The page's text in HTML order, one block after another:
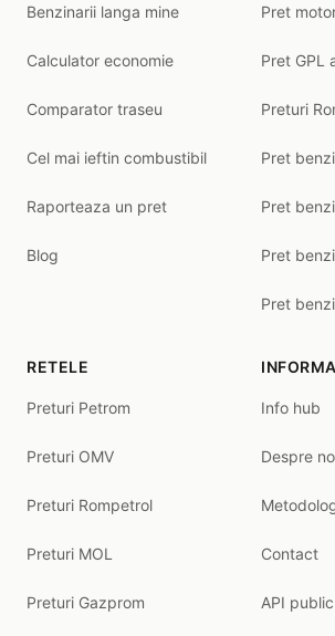
Benzinarii langa mine
Calculator economie
Comparator traseu
Cel mai ieftin combustibil
Raporteaza un pret
Blog
Pret
Pret GPL
Preturi
Pret
Pret
Pret
Pret
RETELE
Preturi Petrom
Preturi OMV
Preturi Rompetrol
Preturi MOL
Preturi Gazprom
Info hub
Despre
Contact
API public